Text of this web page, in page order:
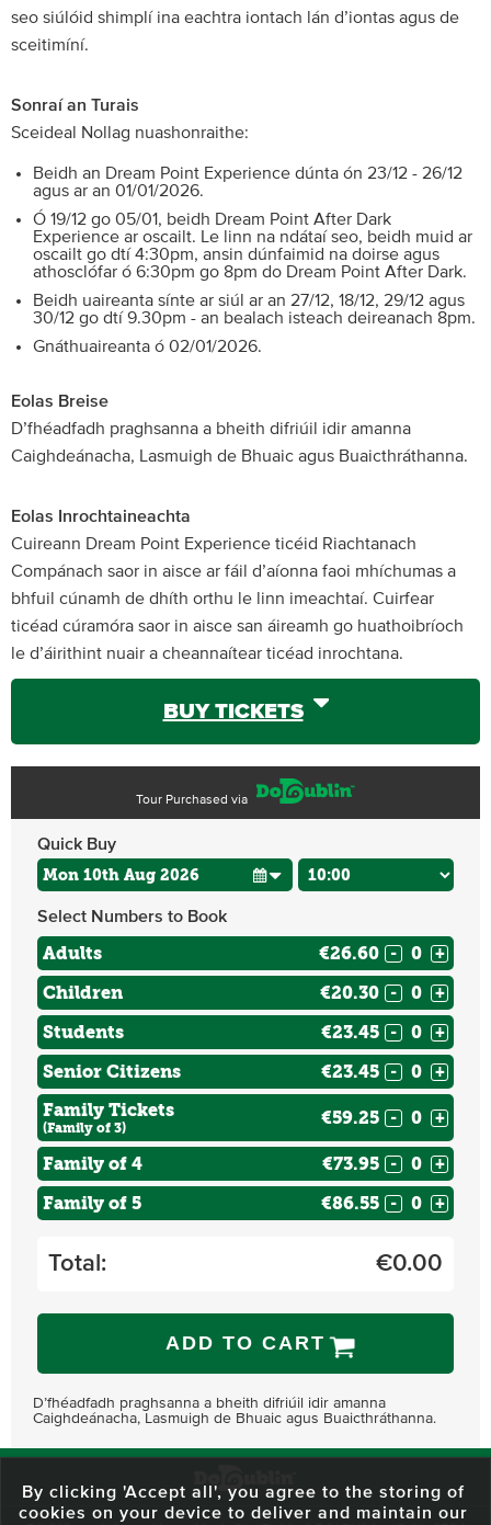
seo siúlóid shimplí ina eachtra iontach lán d’iontas agus de
sceitimíní.
Sonraí an Turais
Sceideal Nollag nuashonraithe:
Beidh an Dream Point Experience dúnta ón 23/12 - 26/12
agus ar an 01/01/2026.
Ó 19/12 go 05/01, beidh Dream Point After Dark
Experience ar oscailt. Le linn na ndátaí seo, beidh muid ar
oscailt go dtí 4:30pm, ansin dúnfaimid na doirse agus
athosclófar ó 6:30pm go 8pm do Dream Point After Dark.
Beidh uaireanta sínte ar siúl ar an 27/12, 18/12, 29/12 agus
30/12 go dtí 9.30pm - an bealach isteach deireanach 8pm.
Gnáthuaireanta ó 02/01/2026.
Eolas Breise
D’fhéadfadh praghsanna a bheith difriúil idir amanna
Caighdeánacha, Lasmuigh de Bhuaic agus Buaicthráthanna.
Eolas Inrochtaineachta
Cuireann Dream Point Experience ticéid Riachtanach
Compánach saor in aisce ar fáil d’aíonna faoi mhíchumas a
bhfuil cúnamh de dhíth orthu le linn imeachtaí. Cuirfear
ticéad cúramóra saor in aisce san áireamh go huathoibríoch
le d’áirithint nuair a cheannaítear ticéad inrochtana.
BUY TICKETS
Tour Purchased via
Quick Buy
Select Numbers to Book
Adults €26.60 - +
Children €20.30 - +
Students €23.45 - +
Senior Citizens €23.45 - +
Family Tickets
(Family of 3) €59.25 - +
Family of 4 €73.95 - +
Family of 5 €86.55 - +
Total: €0.00
ADD TO CART
D’fhéadfadh praghsanna a bheith difriúil idir amanna
Caighdeánacha, Lasmuigh de Bhuaic agus Buaicthráthanna.
By clicking 'Accept all', you agree to the storing of
cookies on your device to deliver and maintain our